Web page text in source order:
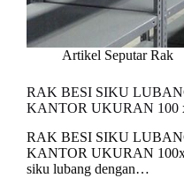
Artikel Seputar Rak
RAK BESI SIKU
KANTOR UKURAN 100
RAK BESI SIKU
KANTOR UKURAN
siku lubang dengan…